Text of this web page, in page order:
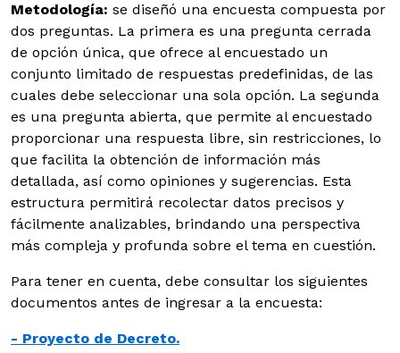
Metodología: se diseñó una encuesta compuesta por
dos preguntas. La primera es una pregunta cerrada
de opción única, que ofrece al encuestado un
conjunto limitado de respuestas predefinidas, de las
cuales debe seleccionar una sola opción. La segunda
es una pregunta abierta, que permite al encuestado
proporcionar una respuesta libre, sin restricciones, lo
que facilita la obtención de información más
detallada, así como opiniones y sugerencias. Esta
estructura permitirá recolectar datos precisos y
fácilmente analizables, brindando una perspectiva
más compleja y profunda sobre el tema en cuestión.
Para tener en cuenta, debe consultar los siguientes
documentos antes de ingresar a la encuesta:
- Proyecto de Decreto.